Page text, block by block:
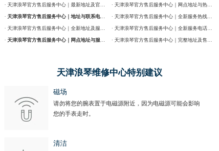
· 天津浪琴官方售后服务中心｜地址与联系电话权威信息公告（2026年7月最新）
· 天津浪琴官方售后服务中心｜网点地址与服务热线权威信息公示（2026年7月最新）
天津浪琴维修中心特别建议
磁场
请勿将您的腕表置于电磁源附近，因为电磁源可能会影响
您的手表走时。
清洁